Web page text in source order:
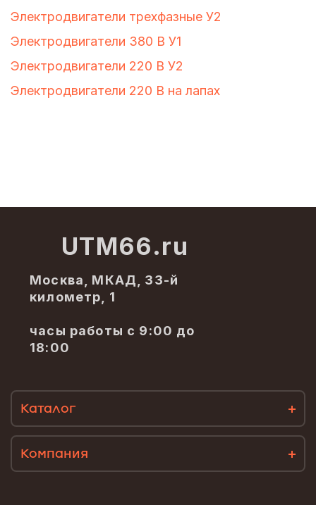
Электродвигатели трехфазные У2
Электродвигатели 380 В У1
Электродвигатели 220 В У2
Электродвигатели 220 В на лапах
UTM66.ru
Москва, МКАД, 33-й
километр, 1
часы работы с 9:00 до
18:00
Каталог
Компания